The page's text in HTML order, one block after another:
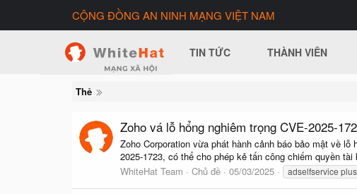
CỘNG ĐỒNG AN NINH MẠNG VIỆT NAM
TIN TỨC THÀNH VIÊN
Thẻ
Zoho vá lỗ hổng nghiêm trọng CVE-2025-
Zoho Corporation vừa phát hành cảnh báo bảo mật về
2025-1723, có thể cho phép kẻ tấn công chiếm quyền
WhiteHat Team
Chủ đề 05/03/2025 adselfservice plus